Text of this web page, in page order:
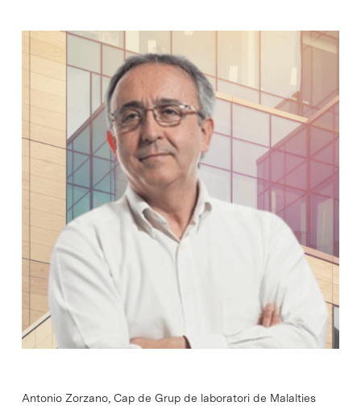
Antonio Zorzano, Cap de Grup de laboratori de Malalties